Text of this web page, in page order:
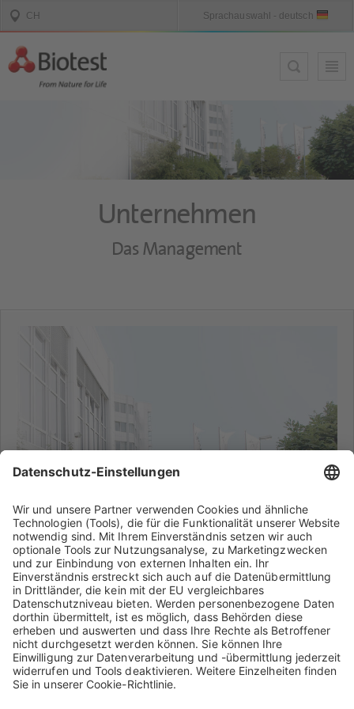
Unternehmen
Das Management
Geschäftsführung
Weitere Informationen